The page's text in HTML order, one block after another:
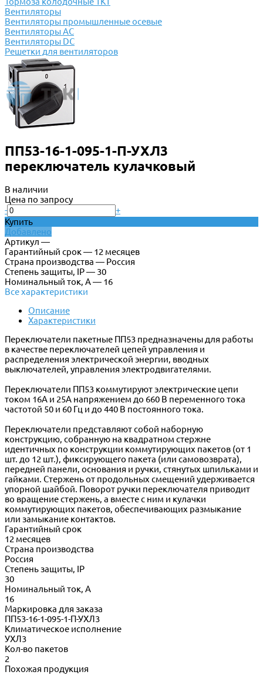
Вентиляторы
Вентиляторы промышленные осевые
Вентиляторы АС
Вентиляторы DC
Решетки для вентиляторов
ПП53-16-1-095-1-П-УХЛ3
переключатель кулачковый
В наличии
Цена по запросу
-
+
Купить
Добавлено
Артикул —
Гарантийный срок — 12 месяцев
Страна производства — Россия
Степень защиты, IP — 30
Номинальный ток, А — 16
Все характеристики
Описание
Характеристики
Переключатели пакетные ПП53 предназначены для работы
в качестве переключателей цепей управления и
распределения электрической энергии, вводных
выключателей, управления электродвигателями.
Переключатели ПП53 коммутируют электрические цепи
током 16А и 25А напряжением до 660 В переменного тока
частотой 50 и 60 Гц и до 440 В постоянного тока.
Переключатели представляют собой наборную
конструкцию, собранную на квадратном стержне
идентичных по конструкции коммутирующих пакетов (от 1
шт. до 12 шт.), фиксирующего пакета (или самовозврата),
передней панели, основания и ручки, стянутых шпильками и
гайками. Стержень от продольных смещений удерживается
упорной шайбой. Поворот ручки переключателя приводит
во вращение стержень, а вместе с ним и кулачки
коммутирующих пакетов, обеспечивающих размыкание
или замыкание контактов.
Гарантийный срок
12 месяцев
Страна производства
Россия
Степень защиты, IP
30
Номинальный ток, А
16
Маркировка для заказа
ПП53-16-1-095-1-П-УХЛ3
Климатическое исполнение
УХЛ3
Кол-во пакетов
2
Похожая продукция